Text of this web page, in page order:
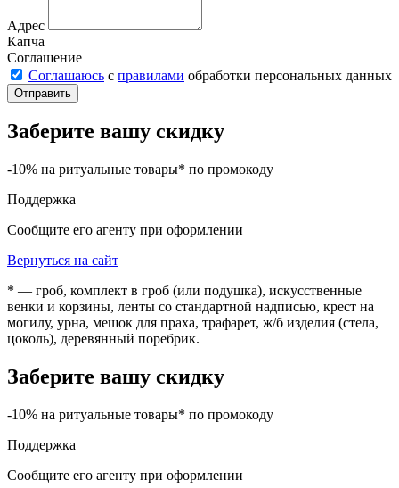
Адрес
Капча
Соглашение
Соглашаюсь с правилами обработки персональных данных
Отправить
Заберите вашу скидку
-10% на ритуальные товары* по промокоду
Поддержка
Сообщите его агенту при оформлении
Вернуться на сайт
* — гроб, комплект в гроб (или подушка), искусственные
венки и корзины, ленты со стандартной надписью, крест на
могилу, урна, мешок для праха, трафарет, ж/б изделия (стела,
цоколь), деревянный поребрик.
Заберите вашу скидку
-10% на ритуальные товары* по промокоду
Поддержка
Сообщите его агенту при оформлении